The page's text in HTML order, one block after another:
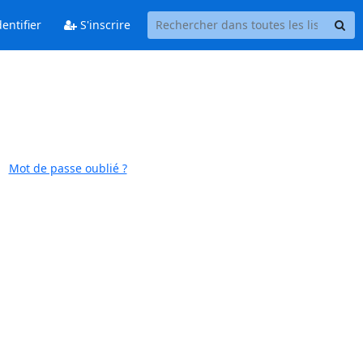
S'inscrire
Mot de passe oublié ?